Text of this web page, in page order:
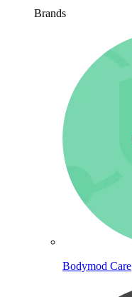
Brands
Bodymod Care